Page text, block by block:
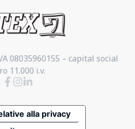
08035960155 – capital social
11.000 i.v.
alla privacy